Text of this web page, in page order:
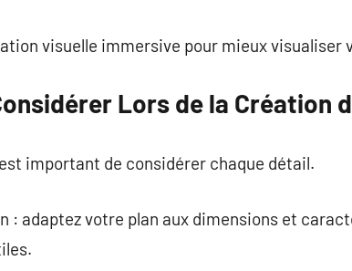
visuelle immersive pour mieux visualiser
Lors de la Création
important de considérer chaque détail.
: adaptez votre plan aux dimensions et